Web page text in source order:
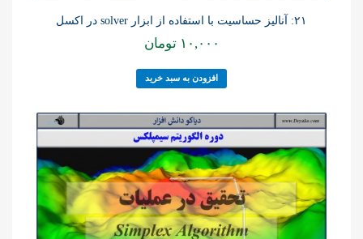
۲۱: آنالیز حساسیت با استفاده از ابزار solver در اکسل
۱۰,۰۰۰ تومان
افزودن به سبد خرید